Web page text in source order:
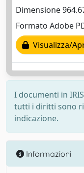
Dimensione
Formato Adobe
Visualizza/
I documenti in
tutti i diritti sono
indicazione.
Informazioni